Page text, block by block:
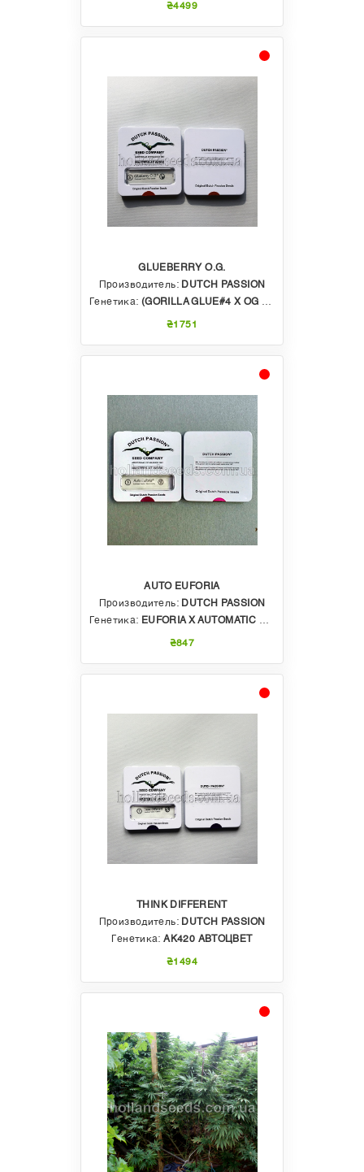
₴4499
GLUEBERRY O.G.
Производитель: DUTCH PASSION
Генетика: (GORILLA GLUE#4 X OG KUSH) X BLUEBERRY
₴1751
AUTO EUFORIA
Производитель: DUTCH PASSION
Генетика: EUFORIA X AUTOMATIC SKUNK
₴847
THINK DIFFERENT
Производитель: DUTCH PASSION
Генетика:AK420 АВТОЦВЕТ
₴1494